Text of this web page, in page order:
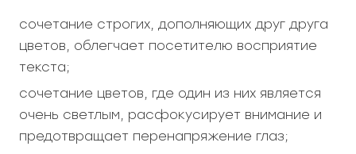
сочетание строгих, дополняющих друг друга
цветов, облегчает посетителю восприятие
текста;
сочетание цветов, где один из них является
очень светлым, расфокусирует внимание и
предотвращает перенапряжение глаз;